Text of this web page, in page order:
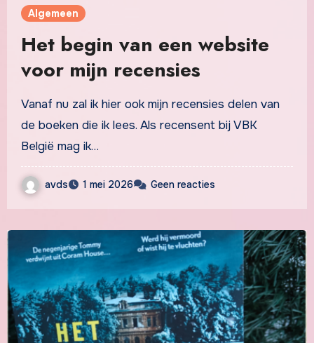
Algemeen
Het begin van een website
voor mijn recensies
Vanaf nu zal ik hier ook mijn recensies delen van
de boeken die ik lees. Als recensent bij VBK
België mag ik…
avds 1 mei 2026 Geen reacties